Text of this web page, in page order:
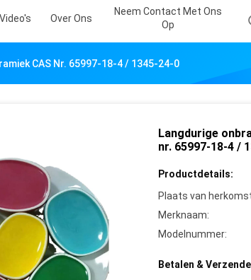
Video's Over Ons
Neem Contact Met Ons
Op
CAS Nr. 65997-18-4 / 1345-24-0
Langdurige
nr. 65997-18-4 /
Productdetails:
Plaats van
Merknaam:
Modelnummer:
Betalen &